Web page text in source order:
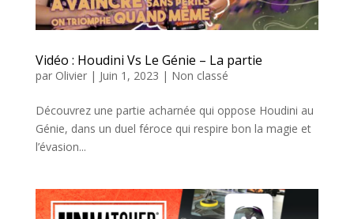
Vidéo : Houdini Vs Le Génie – La partie
par Olivier| Juin 1, 2023 | Non classé
Découvrez une partie acharnée qui oppose Houdini au
Génie, dans un duel féroce qui respire bon la magie et
l’évasion...